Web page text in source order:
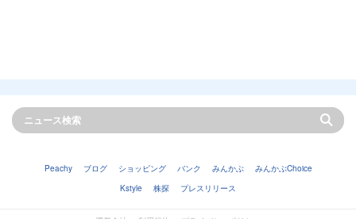
Peachy ブログ ショッピング バンク みんかぶ
みんかぶChoice
Kstyle
株探 プレスリリース